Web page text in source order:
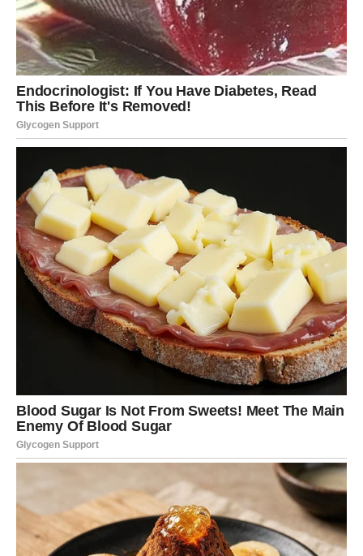
čudo od svih
Iako će se spolja možda desiti konkretni događaji, pravo
čudo za Ovna dešava seiznutra. Sledeće sedmice dolazi
trenutak u kojem shvataš da više ne želiš da se
dokazuješ, da se boriš za pažnju ili da trčiš za onima koji
ne znaju šta žele.
Osetićeš olakšanje. Kao da spuštaš oružje koje si nosio
predugo. To ne znači da si slab – naprotiv. To znači da si
sazreo. Sudbina upravo takav trenutak koristi da ti pokaže
da nisi sam i da nisi pogrešio.
Posao i životni put – vrata se
otvaraju tamo gde su bila
Na životnom i poslovnom planu, sledeća sedmica donosi
neočekivanu priliku. Može biti vest, poziv, ponuda ili
razgovor koji menja tok narednog perioda. Nešto što si
smatrao izgubljenim sada dobija novu šansu, ali pod
Ako si bio razočaran u sistem, ljude ili autoritete, sada
dolazi potvrda da tvoja borba nije bila uzaludna. Neko